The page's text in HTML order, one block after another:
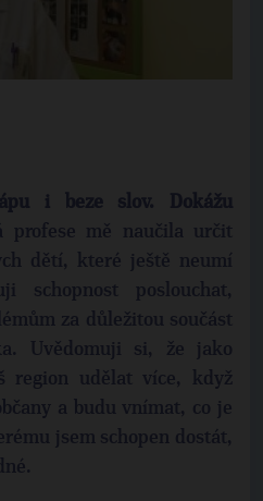
i beze slov. Dokážu
profese mě naučila určit
dětí, které ještě neumí
schopnost poslouchat,
za důležitou součást
Uvědomuji si, že jako
region udělat více, když
a budu vnímat, co je
jsem schopen dostát,